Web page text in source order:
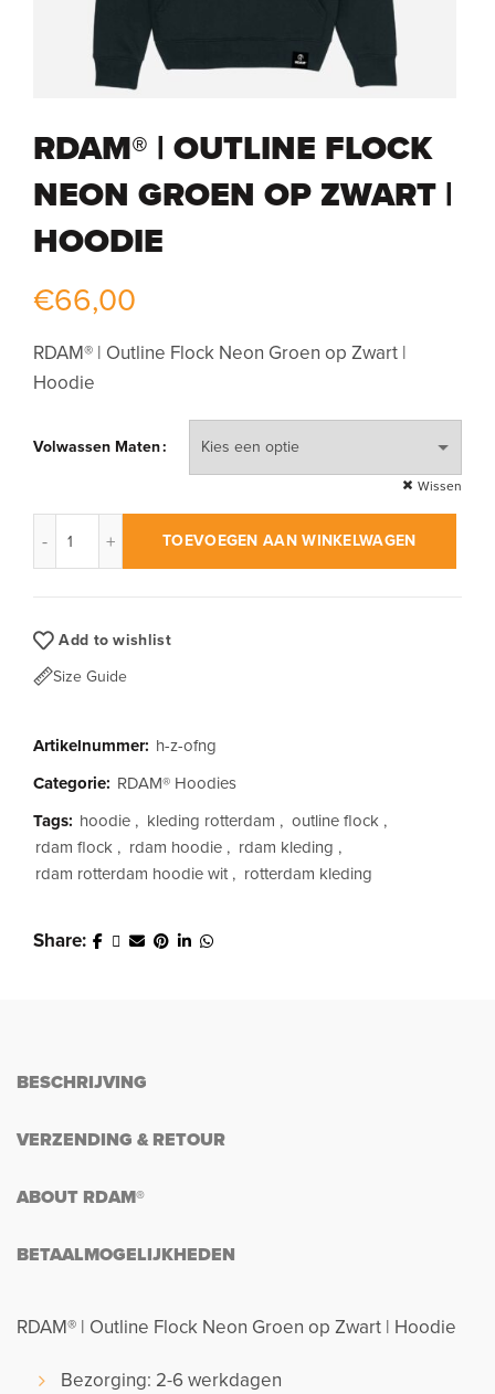
RDAM® | OUTLINE FLOCK
NEON GROEN OP ZWART |
HOODIE
€66,00
RDAM® | Outline Flock Neon Groen op Zwart |
Hoodie
Volwassen Maten
Wissen
TOEVOEGEN AAN WINKELWAGEN
Add to wishlist
Size Guide
Artikelnummer: h-z-ofng
Categorie: RDAM® Hoodies
Tags: hoodie , kleding rotterdam , outline flock ,
rdam flock , rdam hoodie , rdam kleding ,
rdam rotterdam hoodie wit , rotterdam kleding
Share
BESCHRIJVING
VERZENDING & RETOUR
ABOUT RDAM®
BETAALMOGELIJKHEDEN
RDAM® | Outline Flock Neon Groen op Zwart | Hoodie
Bezorging: 2-6 werkdagen